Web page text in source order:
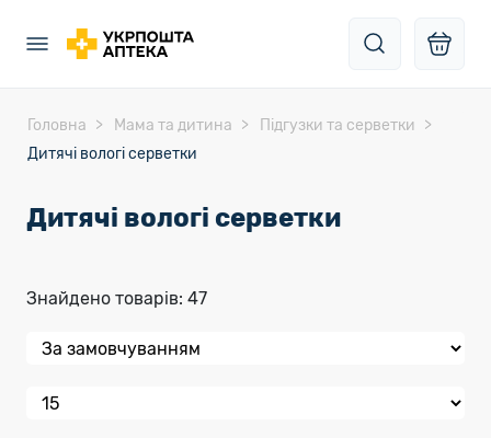
Головна Мама та дитина
Підгузки та серветки
Дитячі вологі серветки
Дитячі вологі серветки
Знайдено товарів: 47